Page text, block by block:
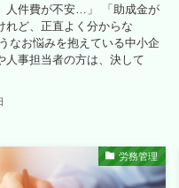
人件費が不安…」 「助成金が
れど、正直よく分からな
なお悩みを抱えている中小企
人事担当者の方は、決して
労務管理